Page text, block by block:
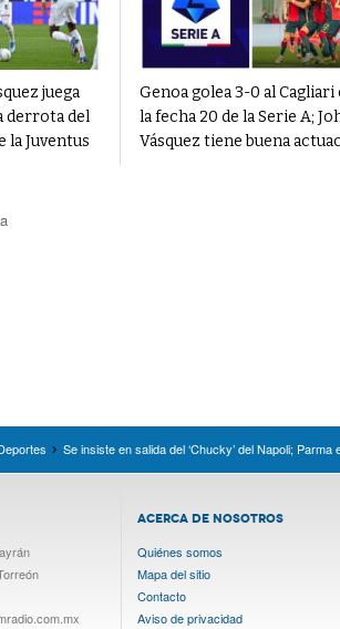
juega
derrota del
la Juventus
Genoa golea 3-0 al Cagliari
la fecha 20 de la Serie A;
Vásquez tiene buena
Se insiste en salida del ‘Chucky’ del Napoli;
ACERCA DE NOSOTROS
Quiénes somos
Mapa del sitio
Contacto
Aviso de privacidad